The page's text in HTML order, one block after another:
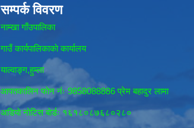
सम्पर्क विवरण
नाम्खा गाँउपालिका
गाउँ कार्यपालिकाकाे कार्यालय
याल्वाङ्ग,हुम्ला
आपतकालिन फाेन नंः 9858088886 प्रेम बहादुर लामा
अडियाे नोटिस बाेर्डः १६१८०८७६८०२८०